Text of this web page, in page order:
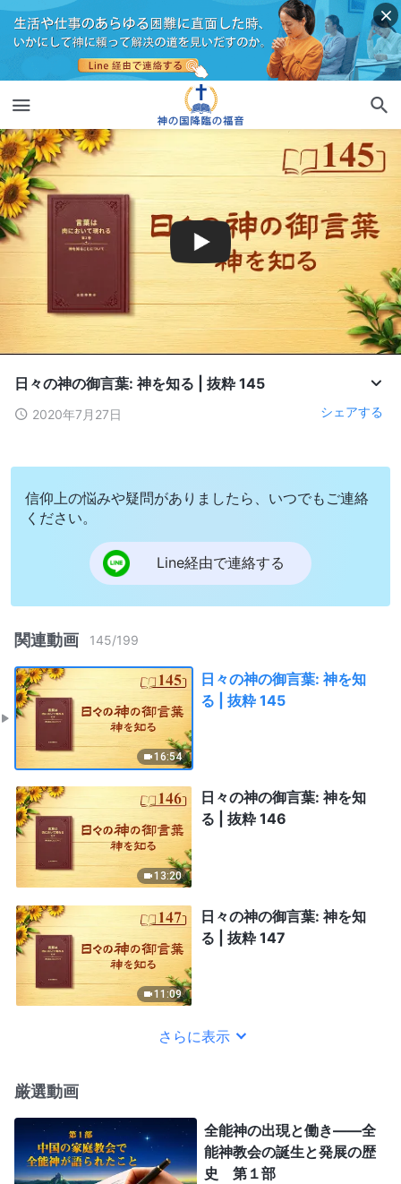
日々の神の御言葉: 神を知る | 抜粋 145
2020年7月27日 シェアする
信仰上の悩みや疑問がありましたら、いつでもご連絡
ください。
Line経由で連絡する
関連動画 145/199
16:54
日々の神の御言葉: 神を知
る | 抜粋 145
13:20
日々の神の御言葉: 神を知
る | 抜粋 146
11:09
日々の神の御言葉: 神を知
る | 抜粋 147
さらに表示
厳選動画
全能神の出現と働き——全
能神教会の誕生と発展の歴
史 第１部